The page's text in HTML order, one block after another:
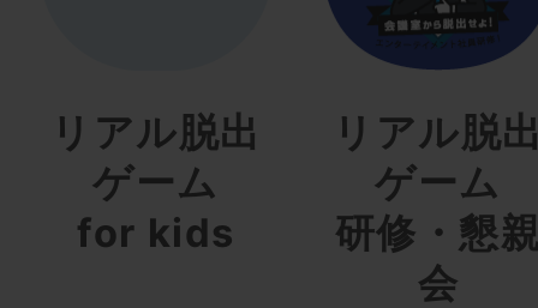
リアル脱出
ゲーム
for kids
リアル脱
ゲーム
研修・懇
会